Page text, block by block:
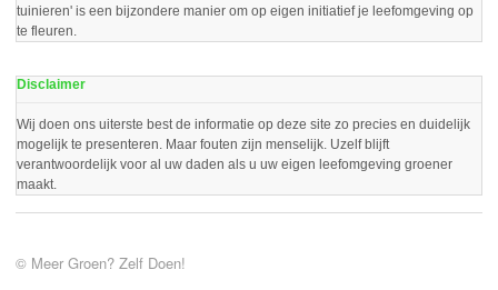
tuinieren' is een bijzondere manier om op eigen initiatief je leefomgeving op
te fleuren.
Disclaimer
Wij doen ons uiterste best de informatie op deze site zo precies en duidelijk
mogelijk te presenteren. Maar fouten zijn menselijk. Uzelf blijft
verantwoordelijk voor al uw daden als u uw eigen leefomgeving groener
maakt.
© Meer Groen? Zelf Doen!